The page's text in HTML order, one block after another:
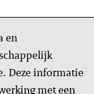
en
Deze informatie
met een